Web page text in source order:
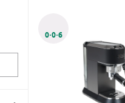
0·0·6